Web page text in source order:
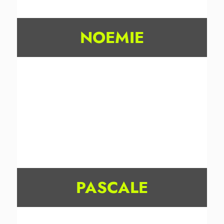
NOEMIE
PASCALE